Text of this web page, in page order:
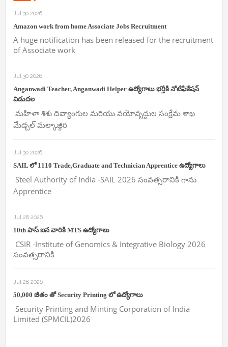
Jul 30 2026
Amazon work from home Associate Jobs Recruitment
A huge notification has been released for the recruitment
of Associate work
Jul 30 2026
Anganwadi Teacher, Anganwadi Helper ఉద్యోగాలు భర్తీకి నోటిఫికేషన్
విడుదల
మహిళా శిశు దివ్యాంగుల మరియు వయోవృద్దుల సంక్షేమ శాఖ
మేడ్చల్ మల్కాజ్గిరి
Jul 30 2026
SAIL లో 1110 Trade,Graduate and Technician Apprentice ఉద్యోగాలు
Steel Authority of India -SAIL 2026 సంవత్సరానికి గాను
Apprentice
Jul 28 2026
10th పాస్ ఐన వారికి MTS ఉద్యోగాలు
CSIR -Institute of Genomics & Integrative Biology 2026
సంవత్సరానికి
Jul 28 2026
50,000 జీతం తో Security Printing లో ఉద్యోగాలు
Security Printing and Minting Corporation of India
Limited (SPMCIL)2026